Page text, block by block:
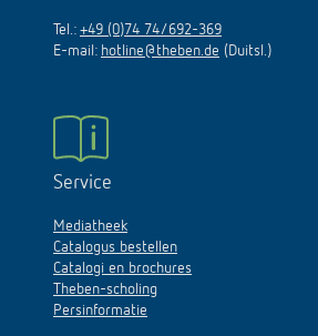
Tel.: +49 (0)74 74/692-369
E-mail: hotline@theben.de (Duitsl.)
Service
Mediatheek
Catalogus bestellen
Catalogi en brochures
Theben-scholing
Persinformatie